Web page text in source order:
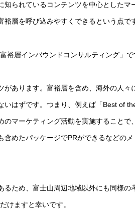
られているコンテンツを中心としたマ
層を呼び込みやすくできるという点で
裕層インバウンドコンサルティング」で
あります。富裕層を含め、海外の人々
はずです。つまり、例えば「Best of
マーケティング活動を実施することで
めたパッケージでPRができるなどのメ
ため、富士山周辺地域以外にも同様の
けますと幸いです。